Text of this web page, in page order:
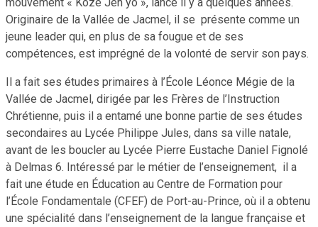
Originaire de la Vallée de Jacmel, il se présente comme un
jeune leader qui, en plus de sa fougue et de ses
compétences, est imprégné de la volonté de servir son pays.
Il a fait ses études primaires à l’École Léonce Mégie de la
Vallée de Jacmel, dirigée par les Frères de l’Instruction
Chrétienne, puis il a entamé une bonne partie de ses études
secondaires au Lycée Philippe Jules, dans sa ville natale,
avant de les boucler au Lycée Pierre Eustache Daniel Fignolé
à Delmas 6. Intéressé par le métier de l’enseignement, il a
fait une étude en Éducation au Centre de Formation pour
l’École Fondamentale (CFEF) de Port-au-Prince, où il a obtenu
une spécialité dans l’enseignement de la langue française et